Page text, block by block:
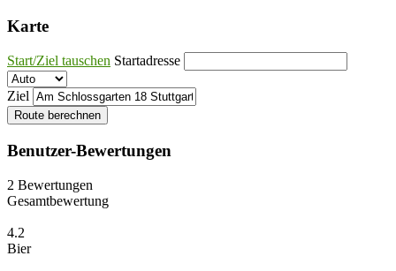
Karte
Start/Ziel tauschen Startadresse
Ziel
Route berechnen
Benutzer-Bewertungen
2 Bewertungen
Gesamtbewertung
4.2
Bier